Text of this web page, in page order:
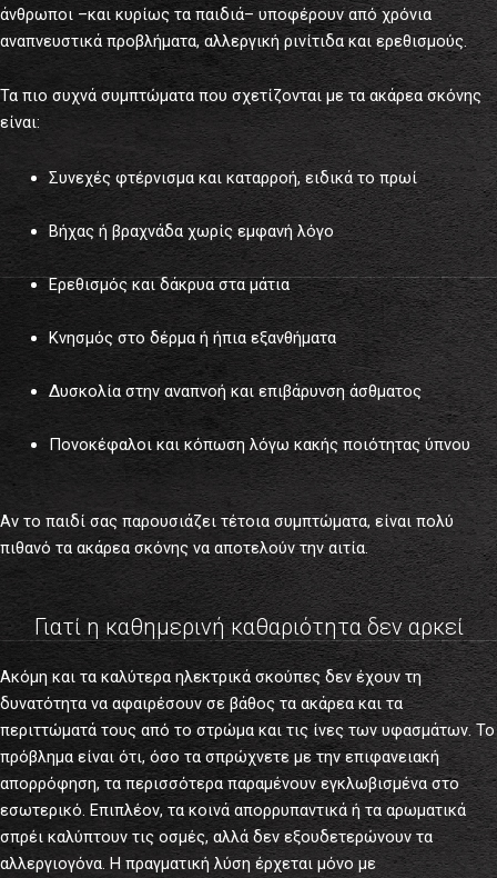
άνθρωποι –και κυρίως τα παιδιά– υποφέρουν από χρόνια
αναπνευστικά προβλήματα, αλλεργική ρινίτιδα και ερεθισμούς.
Τα πιο συχνά συμπτώματα που σχετίζονται με τα ακάρεα σκόνης
είναι:
Συνεχές φτέρνισμα και καταρροή, ειδικά το πρωί
Βήχας ή βραχνάδα χωρίς εμφανή λόγο
Ερεθισμός και δάκρυα στα μάτια
Κνησμός στο δέρμα ή ήπια εξανθήματα
Δυσκολία στην αναπνοή και επιβάρυνση άσθματος
Πονοκέφαλοι και κόπωση λόγω κακής ποιότητας ύπνου
Αν το παιδί σας παρουσιάζει τέτοια συμπτώματα, είναι πολύ
πιθανό τα ακάρεα σκόνης να αποτελούν την αιτία.
Γιατί η καθημερινή καθαριότητα δεν αρκεί
Ακόμη και τα καλύτερα ηλεκτρικά σκούπες δεν έχουν τη
δυνατότητα να αφαιρέσουν σε βάθος τα ακάρεα και τα
περιττώματά τους από το στρώμα και τις ίνες των υφασμάτων. Το
πρόβλημα είναι ότι, όσο τα σπρώχνετε με την επιφανειακή
απορρόφηση, τα περισσότερα παραμένουν εγκλωβισμένα στο
εσωτερικό. Επιπλέον, τα κοινά απορρυπαντικά ή τα αρωματικά
σπρέι καλύπτουν τις οσμές, αλλά δεν εξουδετερώνουν τα
αλλεργιογόνα. Η πραγματική λύση έρχεται μόνο με